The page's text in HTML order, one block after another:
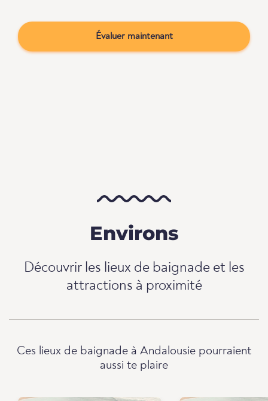
Évaluer maintenant
Environs
Découvrir les lieux de baignade et les
attractions à proximité
Ces lieux de baignade à Andalousie pourraient
aussi te plaire